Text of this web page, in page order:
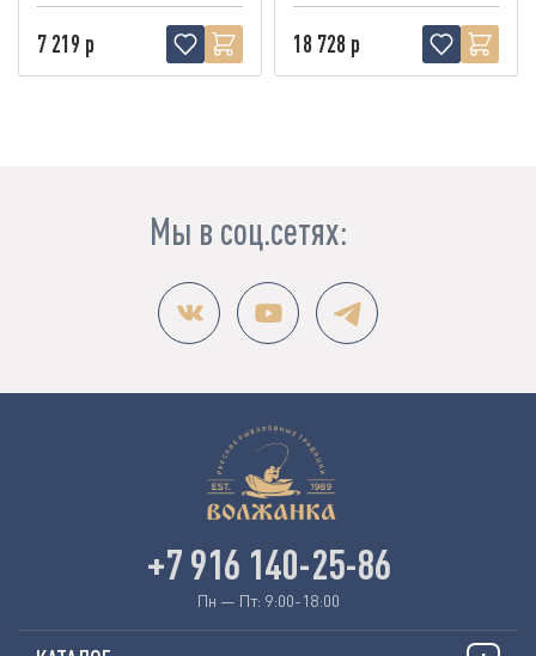
7 219 р 18 728 р
Мы в соц.сетях:
+7 916 140-25-86
Пн — Пт: 9:00-18:00